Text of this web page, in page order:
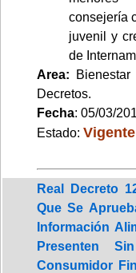
consejería
juvenil y
de
Area:
Decretos.
Fecha: 05/03/
Estado: Vigente
Real Decreto
Que Se
Información
Presenten
Consumidor